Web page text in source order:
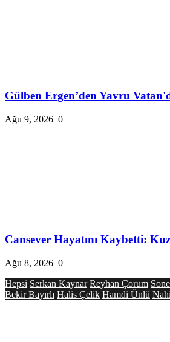
Gülben Ergen’den Yavru
Ağu 9, 2026 0
Cansever Hayatını Kaybetti:
Ağu 8, 2026 0
Hepsi Serkan Kaynar Reyhan Çorum
Bekir Bayırlı Halis Çelik Hamdi Ünlü